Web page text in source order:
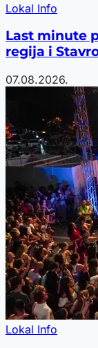
Lokal Info
Last minute
regija i
07.08.2026.
Lokal Info